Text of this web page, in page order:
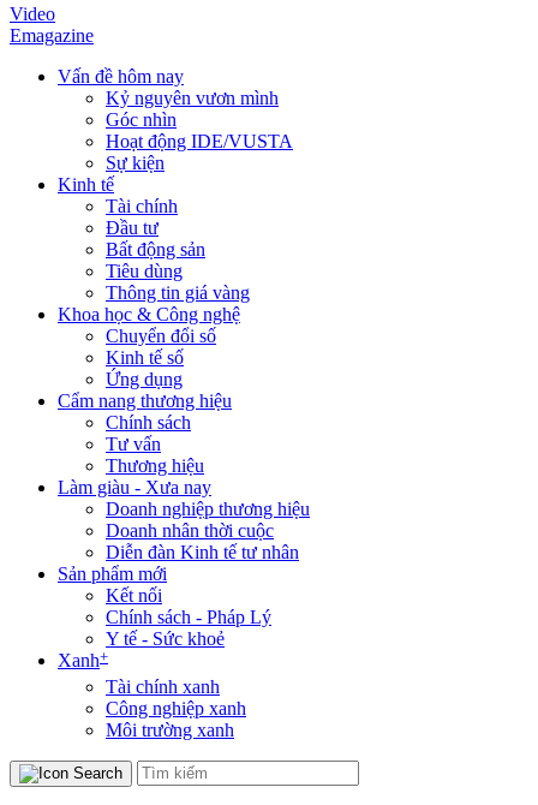
Video
Emagazine
Vấn đề hôm nay
Kỷ nguyên vươn mình
Góc nhìn
Hoạt động IDE/VUSTA
Sự kiện
Kinh tế
Tài chính
Đầu tư
Bất động sản
Tiêu dùng
Thông tin giá vàng
Khoa học & Công nghệ
Chuyển đổi số
Kinh tế số
Ứng dụng
Cẩm nang thương hiệu
Chính sách
Tư vấn
Thương hiệu
Làm giàu - Xưa nay
Doanh nghiệp thương hiệu
Doanh nhân thời cuộc
Diễn đàn Kinh tế tư nhân
Sản phẩm mới
Kết nối
Chính sách - Pháp Lý
Y tế - Sức khoẻ
Xanh+
Tài chính xanh
Công nghiệp xanh
Môi trường xanh